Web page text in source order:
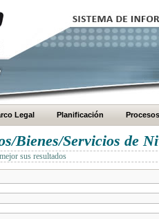
Legal Planificación Procesos
Bienes/Servicios de
sus resultados